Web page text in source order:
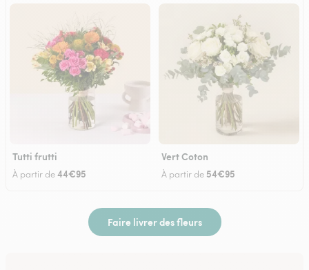
Tutti frutti
À partir de44€95
Vert Coton
À partir de 54€95
Faire livrer des fleurs